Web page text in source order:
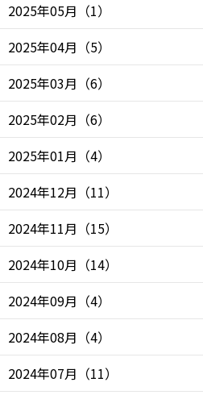
2025年05月 （1）
2025年04月 （5）
2025年03月 （6）
2025年02月 （6）
2025年01月 （4）
2024年12月 （11）
2024年11月 （15）
2024年10月 （14）
2024年09月 （4）
2024年08月 （4）
2024年07月 （11）